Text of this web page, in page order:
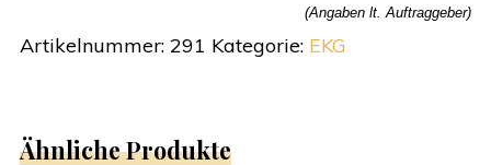
(Angaben lt. Auftraggeber)
Artikelnummer: 291 Kategorie: EKG
Ähnliche Produkte